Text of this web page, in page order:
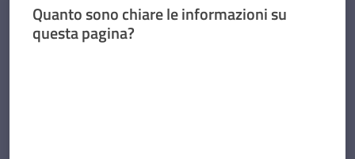
Quanto sono chiare le informazioni su
questa pagina?